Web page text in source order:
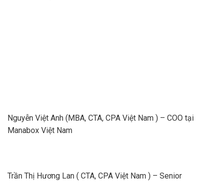
Nguyễn Việt Anh (MBA, CTA, CPA Việt Nam ) – COO tại
Manabox Việt Nam
Trần Thị Hương Lan ( CTA, CPA Việt Nam ) – Senior